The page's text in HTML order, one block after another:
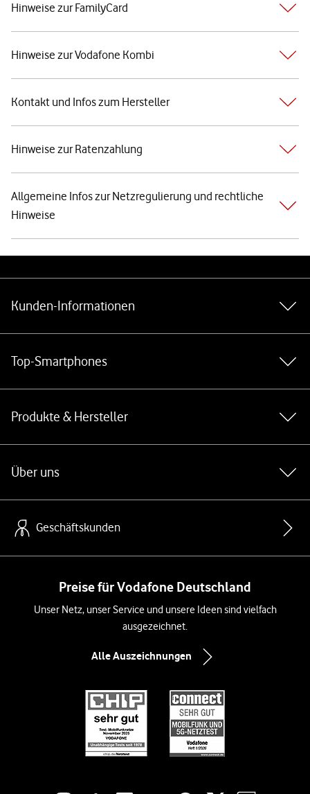
Hinweise zur FamilyCard
Hinweise zur Vodafone Kombi
Kontakt und Infos zum Hersteller
Hinweise zur Ratenzahlung
Allgemeine Infos zur Netzregulierung und rechtliche
Hinweise
Kunden-Informationen
Top-Smartphones
Produkte & Hersteller
Über uns
Geschäftskunden
Preise für Vodafone Deutschland
Unser Netz, unser Service und unsere Ideen sind vielfach
ausgezeichnet.
Alle Auszeichnungen